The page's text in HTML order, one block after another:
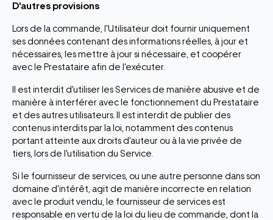
D'autres provisions
Lors de la commande, l'Utilisateur doit fournir uniquement
ses données contenant des informations réelles, à jour et
nécessaires, les mettre à jour si nécessaire, et coopérer
avec le Prestataire afin de l'exécuter.
Il est interdit d'utiliser les Services de manière abusive et de
manière à interférer avec le fonctionnement du Prestataire
et des autres utilisateurs. Il est interdit de publier des
contenus interdits par la loi, notamment des contenus
portant atteinte aux droits d'auteur ou à la vie privée de
tiers, lors de l'utilisation du Service.
Si le fournisseur de services, ou une autre personne dans son
domaine d'intérêt, agit de manière incorrecte en relation
avec le produit vendu, le fournisseur de services est
responsable en vertu de la loi du lieu de commande, dont la